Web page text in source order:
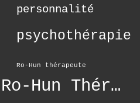
personnalité
psychothérapie
Ro-Hun thérapeute
Ro-Hun Thérapie